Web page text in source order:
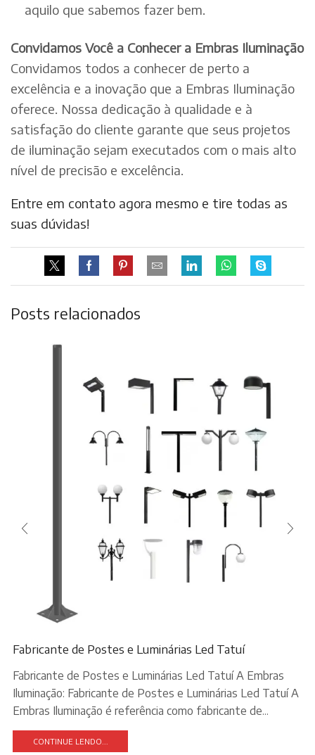
aquilo que sabemos fazer bem.
Convidamos Você a Conhecer a Embras Iluminação
Convidamos todos a conhecer de perto a
excelência e a inovação que a Embras Iluminação
oferece. Nossa dedicação à qualidade e à
satisfação do cliente garante que seus projetos
de iluminação sejam executados com o mais alto
nível de precisão e excelência.
Entre em contato agora mesmo e tire todas as
suas dúvidas!
Posts relacionados
Fabricante de Postes e Luminárias Led Tatuí
Fabricante de Postes e Luminárias Led Tatuí A Embras
Iluminação: Fabricante de Postes e Luminárias Led Tatuí A
Embras Iluminação é referência como fabricante de...
CONTINUE LENDO...